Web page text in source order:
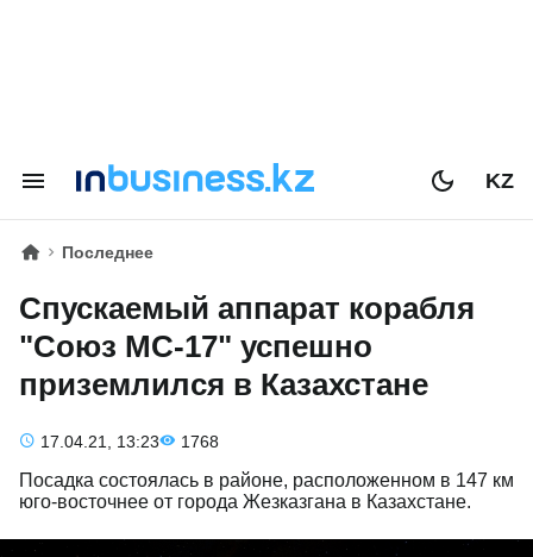
KZ
Последнее
Спускаемый аппарат корабля
"Союз МС-17" успешно
приземлился в Казахстане
17.04.21, 13:23 1768
Посадка состоялась в районе, расположенном в 147 км
юго-восточнее от города Жезказгана в Казахстане.